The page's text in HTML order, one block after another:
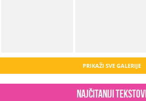
PRIKAŽI SVE GALERIJE
Najčitaniji